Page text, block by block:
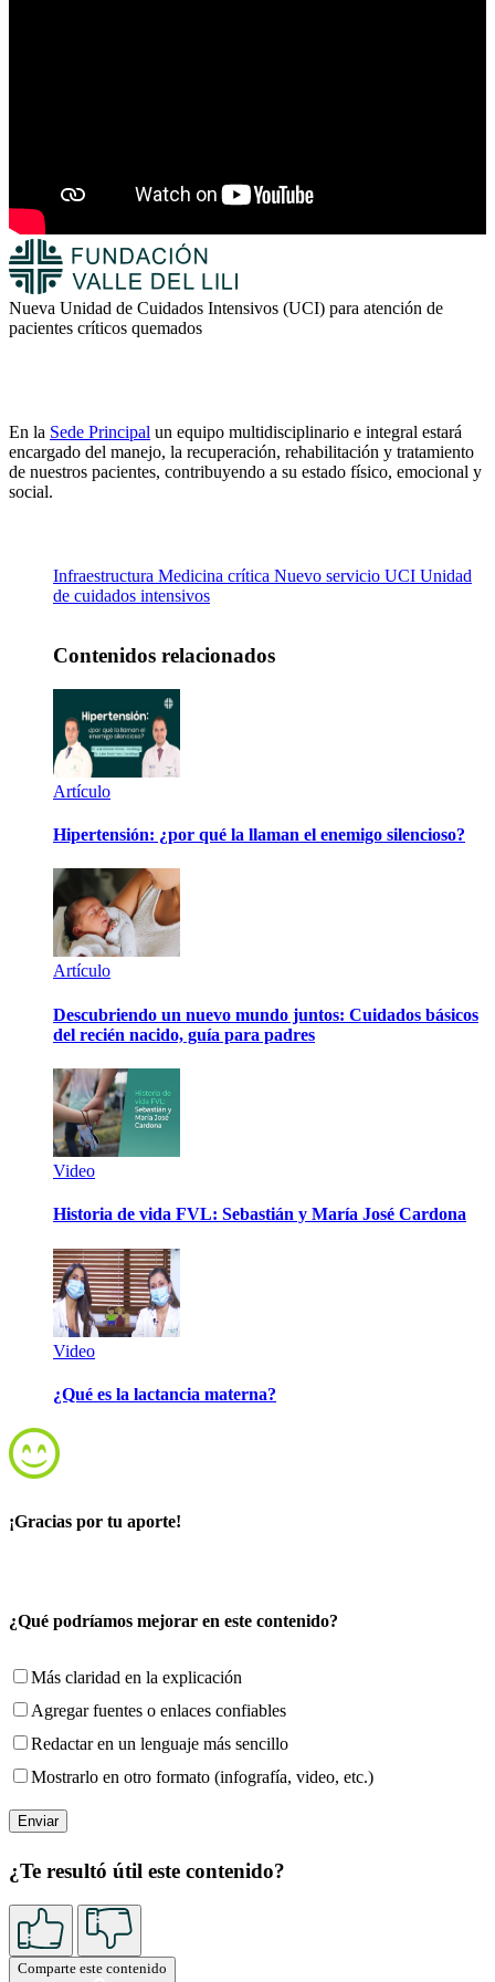
Nueva Unidad de Cuidados Intensivos (UCI) para atención de
pacientes críticos quemados
En la Sede Principal un equipo multidisciplinario e integral estará
encargado del manejo, la recuperación, rehabilitación y tratamiento
de nuestros pacientes, contribuyendo a su estado físico, emocional y
social.
Infraestructura Medicina crítica Nuevo servicio UCI Unidad
de cuidados intensivos
Contenidos relacionados
Artículo
Hipertensión: ¿por qué la llaman el enemigo silencioso?
Artículo
Descubriendo un nuevo mundo juntos: Cuidados básicos
del recién nacido, guía para padres
Video
Historia de vida FVL: Sebastián y María José Cardona
Video
¿Qué es la lactancia materna?
¡Gracias por tu aporte!
¿Qué podríamos mejorar en este contenido?
Más claridad en la explicación
Agregar fuentes o enlaces confiables
Redactar en un lenguaje más sencillo
Mostrarlo en otro formato (infografía, video, etc.)
¿Te resultó útil este contenido?
Comparte este contenido